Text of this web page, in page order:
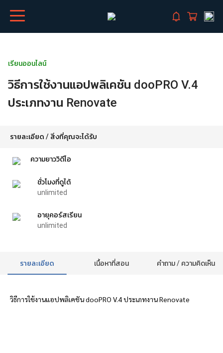
เรียนออนไลน์
วิธีการใช้งานแอปพลิเคชัน dooPRO V.4
ประเภทงาน Renovate
รายละเอียด / สิ่งที่คุณจะได้รับ
ความยาววิดีโอ
ชั่วโมงที่ดูได้
unlimited
อายุคอร์สเรียน
unlimited
รายละเอียด เนื้อหาที่สอน คำถาม / ความคิดเห็น
วิธีการใช้งานแอปพลิเคชัน dooPRO V.4 ประเภทงาน Renovate